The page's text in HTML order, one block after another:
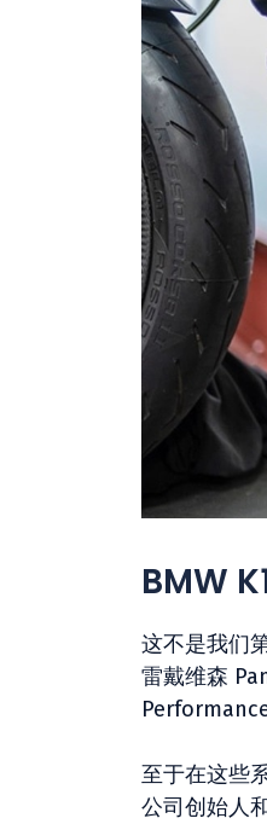
BMW
这不是我们
雷戴维森
至于在这些
公司创始人